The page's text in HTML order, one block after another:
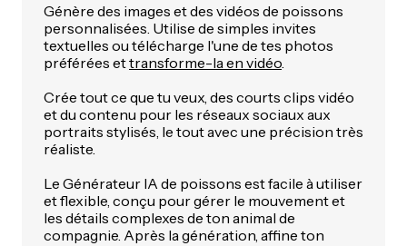
Génère des images et des vidéos de poissons
personnalisées. Utilise de simples invites
textuelles ou télécharge l'une de tes photos
préférées ettransforme-la en vidéo
Crée tout ce que tu veux, des courts clips vidéo
et du contenu pour les réseaux sociaux aux
portraits stylisés, le tout avec une précision très
réaliste.
Le Générateur IA de poissons est facile à utiliser
et flexible, conçu pour gérer le mouvement et
les détails complexes de ton animal de
compagnie. Après la génération, affine ton